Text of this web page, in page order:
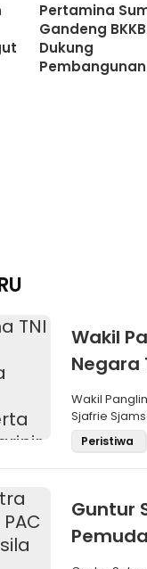
Pertamina
Gandeng
Dukung
Pembangunan
Wakil
Negara
Brevet
Wakil
Sjafrie
Peristiwa
Guntur